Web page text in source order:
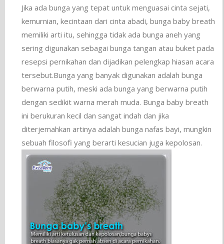
Jika ada bunga yang tepat untuk menguasai cinta sejati,
kemurnian, kecintaan dari cinta abadi, bunga baby breath
memiliki arti itu, sehingga tidak ada bunga aneh yang
sering digunakan sebagai bunga tangan atau buket pada
resepsi pernikahan dan dijadikan pelengkap hiasan acara
tersebut.Bunga yang banyak digunakan adalah bunga
berwarna putih, meski ada bunga yang berwarna putih
dengan sedikit warna merah muda. Bunga baby breath
ini berukuran kecil dan sangat indah dan jika
diterjemahkan artinya adalah bunga nafas bayi, mungkin
sebuah filosofi yang berarti kesucian juga kepolosan.